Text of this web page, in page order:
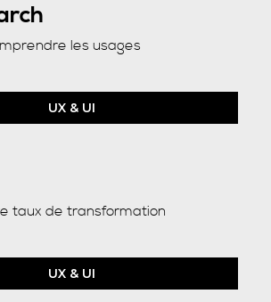
les usages
UX & UI
taux de transformation
UX & UI